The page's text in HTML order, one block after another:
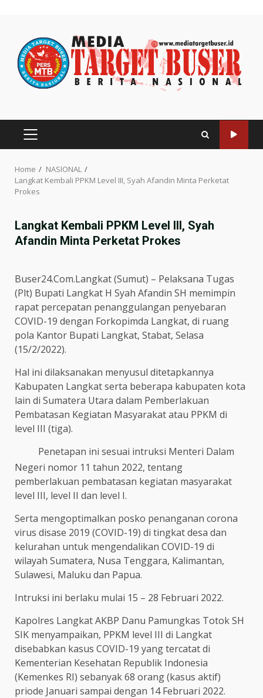
content
PRIMARY
Home
NASIONAL
Langkat Kembali PPKM Level III, Syah Afandin Minta Perketat
Prokes
Langkat Kembali PPKM Level III, Syah
Afandin Minta Perketat Prokes
Buser24.Com.Langkat (Sumut) – Pelaksana Tugas
(Plt) Bupati Langkat H Syah Afandin SH memimpin
rapat percepatan penanggulangan penyebaran
COVID-19 dengan Forkopimda Langkat, di ruang
pola Kantor Bupati Langkat, Stabat, Selasa
(15/2/2022).
Hal ini dilaksanakan menyusul ditetapkannya
Kabupaten Langkat serta beberapa kabupaten kota
lain di Sumatera Utara dalam Pemberlakuan
Pembatasan Kegiatan Masyarakat atau PPKM di
level III (tiga).
Penetapan ini sesuai intruksi Menteri Dalam
Negeri nomor 11 tahun 2022, tentang
pemberlakuan pembatasan kegiatan masyarakat
level III, level II dan level I.
Serta mengoptimalkan posko penanganan corona
virus disase 2019 (COVID-19) di tingkat desa dan
kelurahan untuk mengendalikan COVID-19 di
wilayah Sumatera, Nusa Tenggara, Kalimantan,
Sulawesi, Maluku dan Papua.
Intruksi ini berlaku mulai 15 – 28 Februari 2022.
Kapolres Langkat AKBP Danu Pamungkas Totok SH
SIK menyampaikan, PPKM level III di Langkat
disebabkan kasus COVID-19 yang tercatat di
Kementerian Kesehatan Republik Indonesia
(Kemenkes RI) sebanyak 68 orang (kasus aktif)
priode Januari sampai dengan 14 Februari 2022.